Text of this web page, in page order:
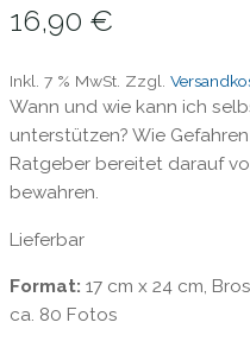
16,90 €
Inkl. 7 % MwSt. Zzgl.
Wann und wie kann ich
unterstützen? Wie
Ratgeber bereitet darauf
bewahren.
Lieferbar
Format: 17 cm x 24 cm,
ca. 80 Fotos